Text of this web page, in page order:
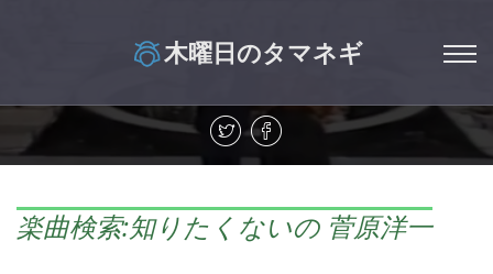
木曜日のタマネギ
楽曲検索:知りたくないの 菅原洋一